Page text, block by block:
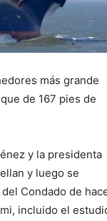
más grande
de 167 pies de
y la presidenta
y luego se
Condado de
incluido el